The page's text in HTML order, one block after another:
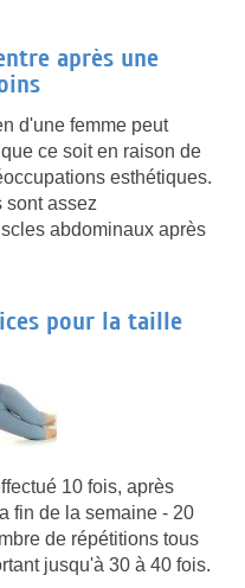
après une
d'une femme peut
ce soit en raison de
esthétiques.
sont assez
abdominaux après
pour la taille
10 fois, après
fin de la semaine - 20
de répétitions tous
jusqu'à 30 à 40 fois.